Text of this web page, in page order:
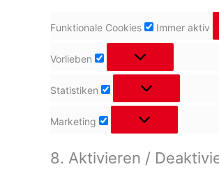
Funktionale Cookies Immer aktiv
Vorlieben
Vorlieben
Statistiken
Statistiken
Marketing
Marketing
8. Aktivieren /